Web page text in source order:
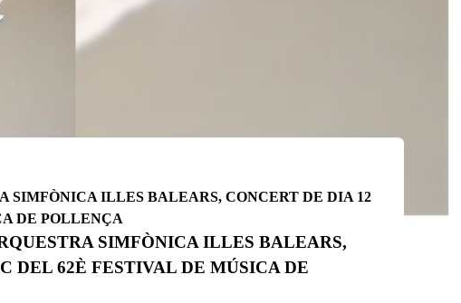
SIMFÒNICA ILLES BALEARS, CONCERT DE DIA 12
DE POLLENÇA
SIMFÒNICA ILLES BALEARS,
DEL 62È FESTIVAL DE MÚSICA DE